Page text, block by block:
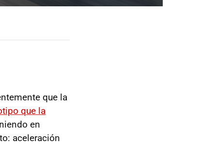
que la
que la
en
aceleración